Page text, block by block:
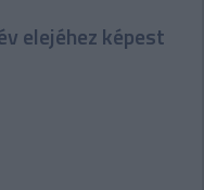
elejéhez képest